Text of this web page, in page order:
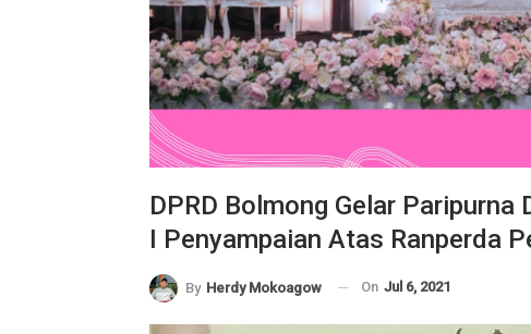
DPRD Bolmong Gelar
I Penyampaian Atas Ranperda
By Herdy Mokoagow On Jul 6, 2021